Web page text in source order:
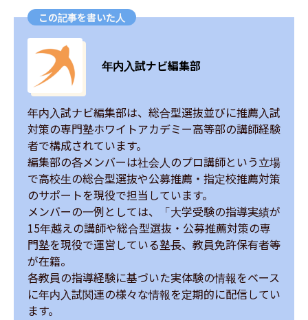
この記事を書いた人
年内入試ナビ編集部
年内入試ナビ編集部は、総合型選抜並びに推薦入試
対策の専門塾ホワイトアカデミー高等部の講師経験
者で構成されています。
編集部の各メンバーは社会人のプロ講師という立場
で高校生の総合型選抜や公募推薦・指定校推薦対策
のサポートを現役で担当しています。
メンバーの一例としては、「大学受験の指導実績が
15年越えの講師や総合型選抜・公募推薦対策の専
門塾を現役で運営している塾長、教員免許保有者等
が在籍。
各教員の指導経験に基づいた実体験の情報をベース
に年内入試関連の様々な情報を定期的に配信してい
ます。